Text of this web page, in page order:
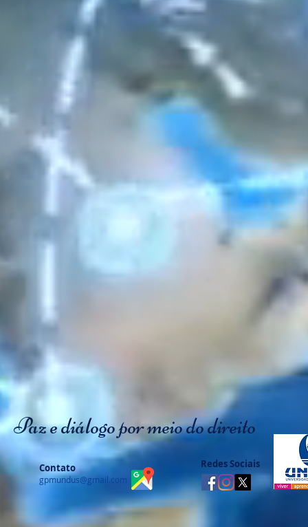
Paz e diálogo por meio do direito
Contato
gpmundus@gmail.com
Redes Sociais